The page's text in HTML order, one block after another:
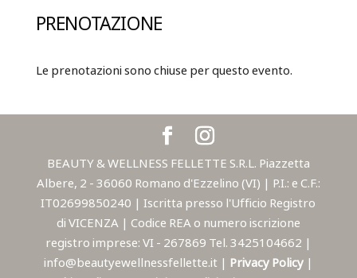
PRENOTAZIONE
Le prenotazioni sono chiuse per questo evento.
BEAUTY & WELLNESS FELLETTE S.R.L. Piazzetta
Albere, 2 - 36060 Romano d'Ezzelino (VI) | P.I.: e C.F.:
IT02699850240 | Iscritta presso l'Ufficio Registro
di VICENZA | Codice REA o numero iscrizione
registro imprese: VI - 267869 Tel. 3425104662 |
info@beautyewellnessfellette.it | Privacy Policy |